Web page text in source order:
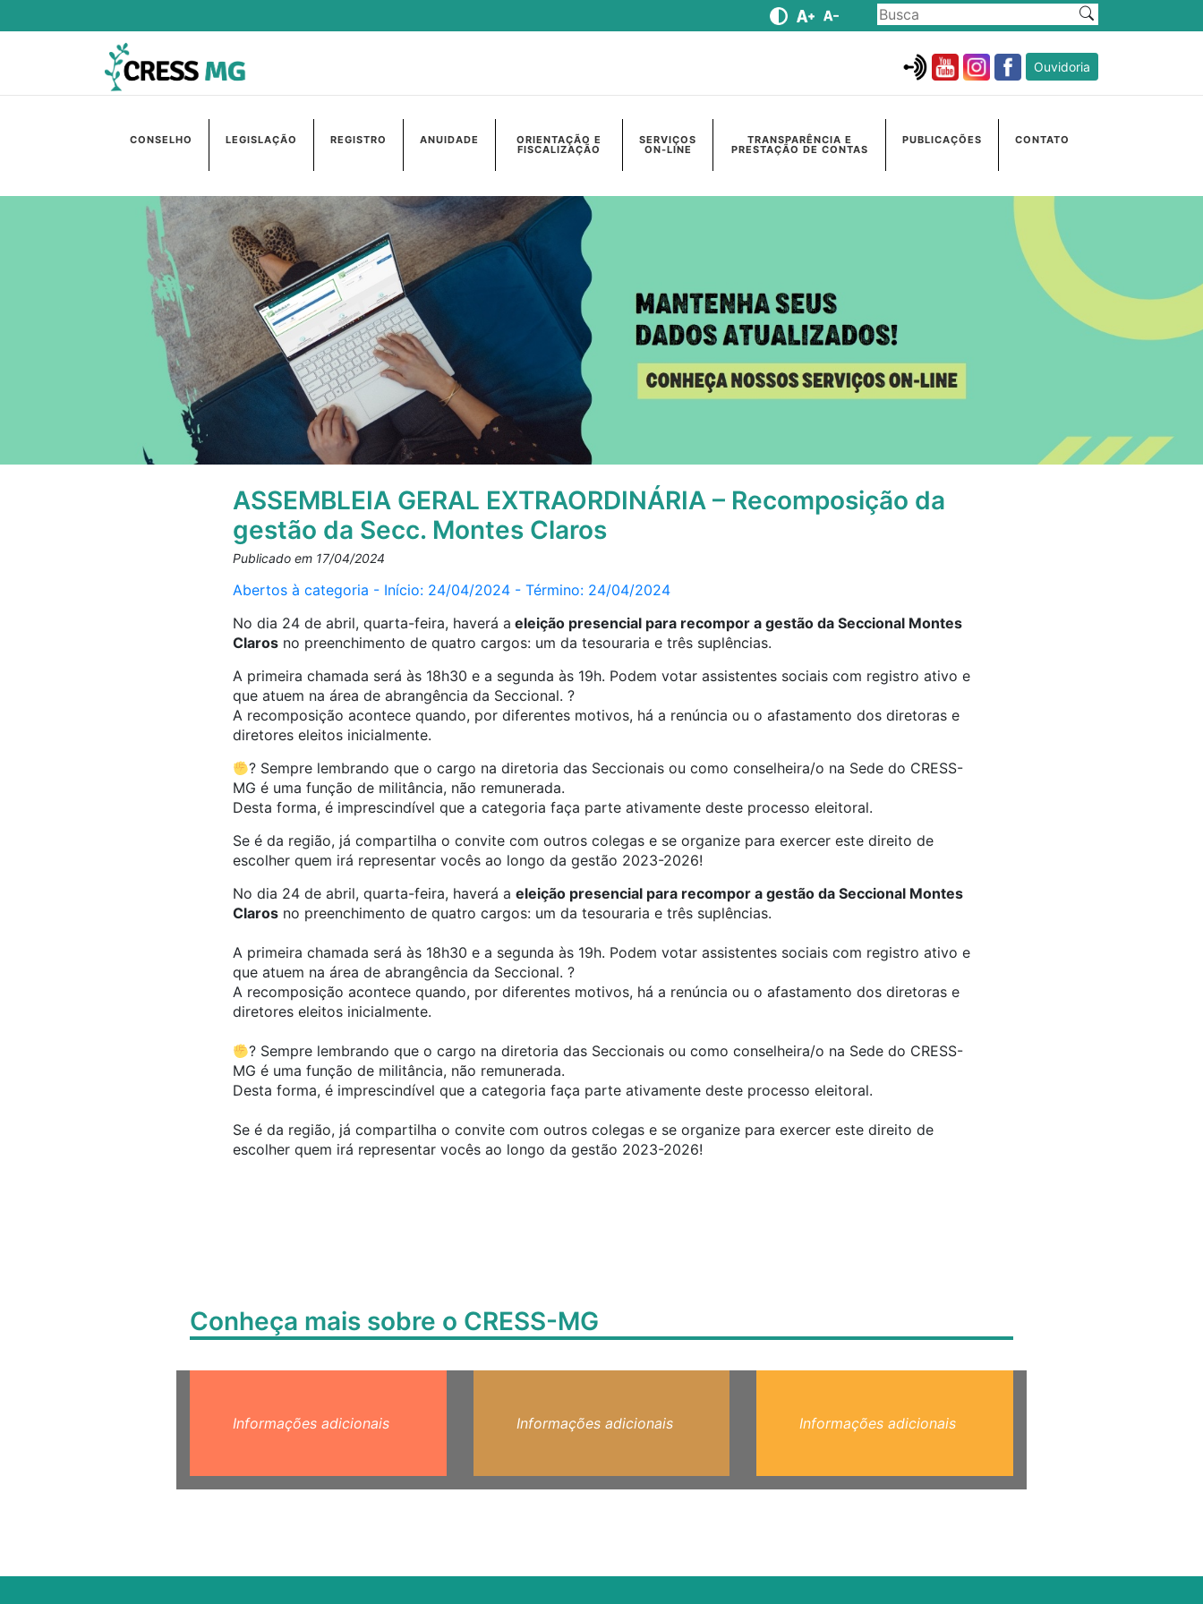
Ouvidoria
CONSELHO LEGISLAÇÃO REGISTRO ANUIDADE ORIENTAÇÃO E
FISCALIZAÇÃO
SERVIÇOS
ON-LINE
TRANSPARÊNCIA E
PRESTAÇÃO DE CONTAS
PUBLICAÇÕES CONTATO
ASSEMBLEIA GERAL EXTRAORDINÁRIA – Recomposição da
gestão da Secc. Montes Claros
Publicado em 17/04/2024
Abertos à categoria - Início: 24/04/2024 - Término: 24/04/2024
No dia 24 de abril, quarta-feira, haverá a eleição presencial para recompor a gestão da Seccional Montes
Clarosno preenchimento de quatro cargos: um da tesouraria e três suplências.
A primeira chamada será às 18h30 e a segunda às 19h. Podem votar assistentes sociais com registro ativo e
que atuem na área de abrangência da Seccional. ?
A recomposição acontece quando, por diferentes motivos, há a renúncia ou o afastamento dos diretoras e
diretores eleitos inicialmente.
? Sempre lembrando que o cargo na diretoria das Seccionais ou como conselheira/o na Sede do CRESS-
MG é uma função de militância, não remunerada.
Desta forma, é imprescindível que a categoria faça parte ativamente deste processo eleitoral.
Se é da região, já compartilha o convite com outros colegas e se organize para exercer este direito de
escolher quem irá representar vocês ao longo da gestão 2023-2026!
No dia 24 de abril, quarta-feira, haverá a eleição presencial para recompor a gestão da Seccional Montes
Clarosno preenchimento de quatro cargos: um da tesouraria e três suplências.
A primeira chamada será às 18h30 e a segunda às 19h. Podem votar assistentes sociais com registro ativo e
que atuem na área de abrangência da Seccional. ?
A recomposição acontece quando, por diferentes motivos, há a renúncia ou o afastamento dos diretoras e
diretores eleitos inicialmente.
? Sempre lembrando que o cargo na diretoria das Seccionais ou como conselheira/o na Sede do CRESS-
MG é uma função de militância, não remunerada.
Desta forma, é imprescindível que a categoria faça parte ativamente deste processo eleitoral.
Se é da região, já compartilha o convite com outros colegas e se organize para exercer este direito de
escolher quem irá representar vocês ao longo da gestão 2023-2026!
Conheça mais sobre o CRESS-MG
Informações adicionais Informações adicionais Informações adicionais